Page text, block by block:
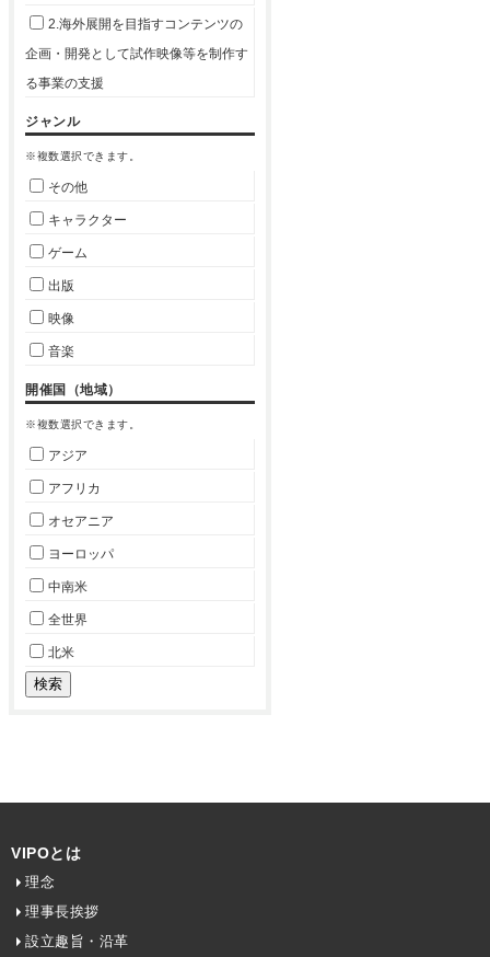
2.海外展開を目指すコンテンツの
企画・開発として試作映像等を制作す
る事業の支援
ジャンル
※複数選択できます。
その他
キャラクター
ゲーム
出版
映像
音楽
開催国（地域）
※複数選択できます。
アジア
アフリカ
オセアニア
ヨーロッパ
中南米
全世界
北米
VIPOとは
理念
理事長挨拶
設立趣旨・沿革